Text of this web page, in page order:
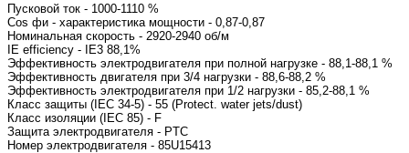
Пусковой ток - 1000-1110 %
Cos фи - характеристика мощности -
Номинальная скорость - 2920-2940 об/м
IE efficiency - IE3
Эффективность электродвигателя при полной нагрузке - 88,1-88,1 %
Эффективность двигателя при 3/4 нагрузки - 88,6-88,2 %
Эффективность электродвигателя при 1/2 нагрузки - 85,2-88,1 %
Класс защиты (IEC 34-5) - 55 (Protect. water jets/dust)
Класс изоляции (IEC 85) - F
Защита электродвигателя - PTC
Номер электродвигателя -